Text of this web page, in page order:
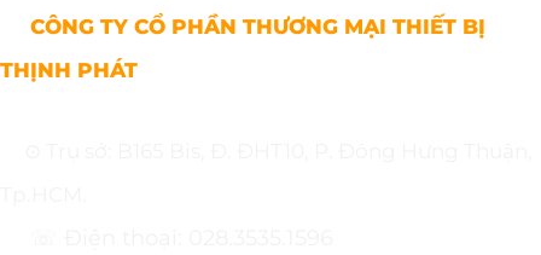
CÔNG TY CỔ PHẦN THƯƠNG MẠI THIẾT BỊ
THỊNH PHÁT